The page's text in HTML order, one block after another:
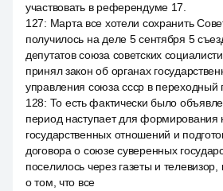
участвовать в референдуме 17.
127: Марта все хотели сохранить
получилось на деле 5 сентября 5
депутатов союза советских
принял закон об органах
управления союза ссср в переходный
128: То есть фактически было
период наступает для формирования
государственных отношений и
договора о союзе суверенных
поселилось через газеты и
о том, что все